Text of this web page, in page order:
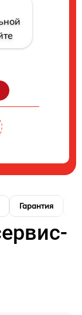
Гарантия